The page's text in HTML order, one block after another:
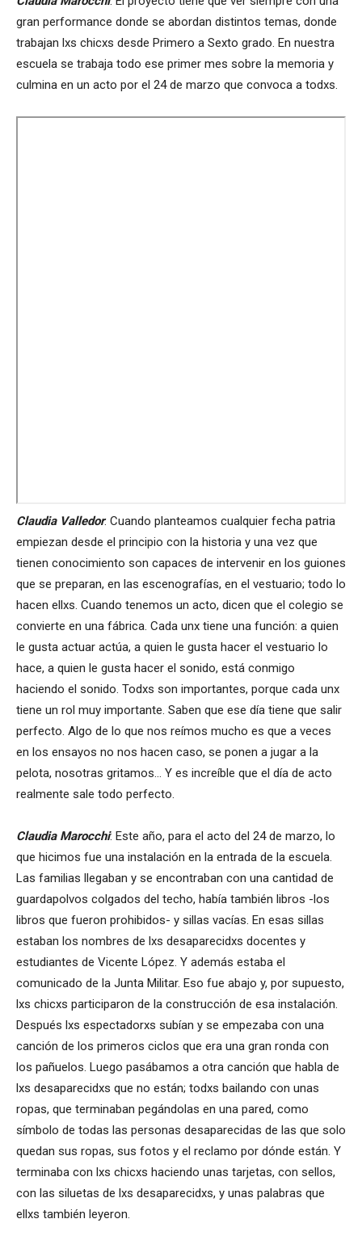
gran performance donde se abordan distintos temas, donde
trabajan lxs chicxs desde Primero a Sexto grado. En nuestra
escuela se trabaja todo ese primer mes sobre la memoria y
culmina en un acto por el 24 de marzo que convoca a todxs.
Claudia Valledor: Cuando planteamos cualquier fecha patria
empiezan desde el principio con la historia y una vez que
tienen conocimiento son capaces de intervenir en los guiones
que se preparan, en las escenografías, en el vestuario; todo lo
hacen ellxs. Cuando tenemos un acto, dicen que el colegio se
convierte en una fábrica. Cada unx tiene una función: a quien
le gusta actuar actúa, a quien le gusta hacer el vestuario lo
hace, a quien le gusta hacer el sonido, está conmigo
haciendo el sonido. Todxs son importantes, porque cada unx
tiene un rol muy importante. Saben que ese día tiene que salir
perfecto. Algo de lo que nos reímos mucho es que a veces
en los ensayos no nos hacen caso, se ponen a jugar a la
pelota, nosotras gritamos… Y es increíble que el día de acto
realmente sale todo perfecto.
Claudia Marocchi: Este año, para el acto del 24 de marzo, lo
que hicimos fue una instalación en la entrada de la escuela.
Las familias llegaban y se encontraban con una cantidad de
guardapolvos colgados del techo, había también libros -los
libros que fueron prohibidos- y sillas vacías. En esas sillas
estaban los nombres de lxs desaparecidxs docentes y
estudiantes de Vicente López. Y además estaba el
comunicado de la Junta Militar. Eso fue abajo y, por supuesto,
lxs chicxs participaron de la construcción de esa instalación.
Después lxs espectadorxs subían y se empezaba con una
canción de los primeros ciclos que era una gran ronda con
los pañuelos. Luego pasábamos a otra canción que habla de
lxs desaparecidxs que no están; todxs bailando con unas
ropas, que terminaban pegándolas en una pared, como
símbolo de todas las personas desaparecidas de las que solo
quedan sus ropas, sus fotos y el reclamo por dónde están. Y
terminaba con lxs chicxs haciendo unas tarjetas, con sellos,
con las siluetas de lxs desaparecidxs, y unas palabras que
ellxs también leyeron.